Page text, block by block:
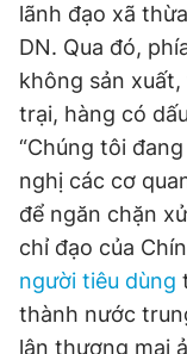
lãnh đạo xã
DN. Qua đó,
không sản
trại, hàng có
“Chúng tôi
nghị các cơ
để ngăn chặn
chỉ đạo của
người tiêu dùng
thành nước
lận thương mại